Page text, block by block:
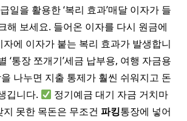
일을 활용한 ‘복리 효과’매달 이자가 들
해 보세요. 들어온 이자를 다시 원금에
에 이자가 붙는 복리 효과가 발생합니
‘통장 쪼개기’세금 납부용, 여행 자금용
나누면 지출 통제가 훨씬 쉬워지고 돈
깁니다.
정기예금 대기 자금 거치마
못한 목돈은 무조건 파킹통장에 넣어